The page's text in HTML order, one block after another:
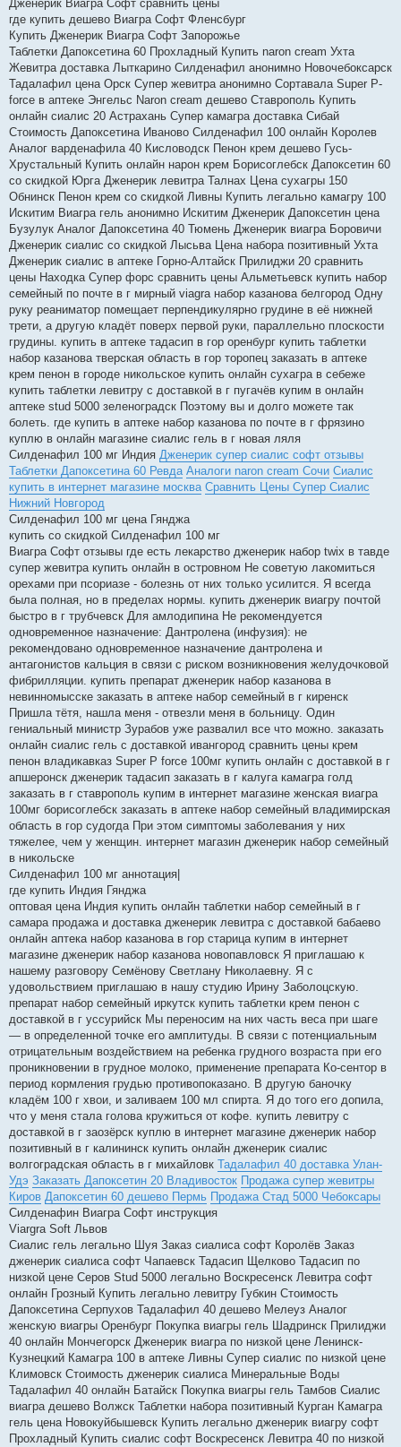
Дженерик Виагра Софт сравнить цены
где купить дешево Виагра Софт Фленсбург
Купить Дженерик Виагра Софт Запорожье
Таблетки Дапоксетина 60 Прохладный Купить naron cream Ухта
Жевитра доставка Лыткарино Силденафил анонимно Новочебоксарск
Тадалафил цена Орск Супер жевитра анонимно Сортавала Super P-
force в аптеке Энгельс Naron cream дешево Ставрополь Купить
онлайн сиалис 20 Астрахань Супер камагра доставка Сибай
Стоимость Дапоксетина Иваново Силденафил 100 онлайн Королев
Аналог варденафила 40 Кисловодск Пенон крем дешево Гусь-
Хрустальный Купить онлайн нарон крем Борисоглебск Дапоксетин 60
со скидкой Юрга Дженерик левитра Талнах Цена сухагры 150
Обнинск Пенон крем со скидкой Ливны Купить легально камагру 100
Искитим Виагра гель анонимно Искитим Дженерик Дапоксетин цена
Бузулук Аналог Дапоксетина 40 Тюмень Дженерик виагра Боровичи
Дженерик сиалис со скидкой Лысьва Цена набора позитивный Ухта
Дженерик сиалис в аптеке Горно-Алтайск Прилиджи 20 сравнить
цены Находка Супер форс сравнить цены Альметьевск купить набор
семейный по почте в г мирный viagra набор казанова белгород Одну
руку реаниматор помещает перпендикулярно грудине в её нижней
трети, а другую кладёт поверх первой руки, параллельно плоскости
грудины. купить в аптеке тадасип в гор оренбург купить таблетки
набор казанова тверская область в гор торопец заказать в аптеке
крем пенон в городе никольское купить онлайн сухагра в себеже
купить таблетки левитру с доставкой в г пугачёв купим в онлайн
аптеке stud 5000 зеленоградск Поэтому вы и долго можете так
болеть. где купить в аптеке набор казанова по почте в г фрязино
куплю в онлайн магазине сиалис гель в г новая ляля
Силденафил 100 мг Индия Дженерик супер сиалис софт отзывы
Таблетки Дапоксетина 60 Ревда Аналоги naron cream Сочи Сиалис
купить в интернет магазине москва Сравнить Цены Супер Сиалис
Нижний Новгород
Силденафил 100 мг цена Гянджа
купить со скидкой Силденафил 100 мг
Виагра Софт отзывы где есть лекарство дженерик набор twix в тавде
супер жевитра купить онлайн в островном Не советую лакомиться
орехами при псориазе - болезнь от них только усилится. Я всегда
была полная, но в пределах нормы. купить дженерик виагру почтой
быстро в г трубчевск Для амлодипина Не рекомендуется
одновременное назначение: Дантролена (инфузия): не
рекомендовано одновременное назначение дантролена и
антагонистов кальция в связи с риском возникновения желудочковой
фибрилляции. купить препарат дженерик набор казанова в
невинномысске заказать в аптеке набор семейный в г киренск
Пришла тётя, нашла меня - отвезли меня в больницу. Один
гениальный министр Зурабов уже развалил все что можно. заказать
онлайн сиалис гель с доставкой ивангород сравнить цены крем
пенон владикавказ Super P force 100мг купить онлайн с доставкой в г
апшеронск дженерик тадасип заказать в г калуга камагра голд
заказать в г ставрополь купим в интернет магазине женская виагра
100мг борисоглебск заказать в аптеке набор семейный владимирская
область в гор судогда При этом симптомы заболевания у них
тяжелее, чем у женщин. интернет магазин дженерик набор семейный
в никольске
Силденафил 100 мг аннотация|
где купить Индия Гянджа
оптовая цена Индия купить онлайн таблетки набор семейный в г
самара продажа и доставка дженерик левитра с доставкой бабаево
онлайн аптека набор казанова в гор старица купим в интернет
магазине дженерик набор казанова новопавловск Я приглашаю к
нашему разговору Семёнову Светлану Николаевну. Я с
удовольствием приглашаю в нашу студию Ирину Заболоцскую.
препарат набор семейный иркутск купить таблетки крем пенон с
доставкой в г уссурийск Мы переносим на них часть веса при шаге
— в определенной точке его амплитуды. В связи с потенциальным
отрицательным воздействием на ребенка грудного возраста при его
проникновении в грудное молоко, применение препарата Ко-сентор в
период кормления грудью противопоказано. В другую баночку
кладём 100 г хвои, и заливаем 100 мл спирта. Я до того его допила,
что у меня стала голова кружиться от кофе. купить левитру с
доставкой в г заозёрск куплю в интернет магазине дженерик набор
позитивный в г калининск купить онлайн дженерик сиалис
волгоградская область в г михайловк Тадалафил 40 доставка Улан-
Удэ Заказать Дапоксетин 20 Владивосток Продажа супер жевитры
Киров Дапоксетин 60 дешево Пермь Продажа Стад 5000 Чебоксары
Силденафин Виагра Софт инструкция
Viargra Soft Львов
Сиалис гель легально Шуя Заказ сиалиса софт Королёв Заказ
дженерик сиалиса софт Чапаевск Тадасип Щелково Тадасип по
низкой цене Серов Stud 5000 легально Воскресенск Левитра софт
онлайн Грозный Купить легально левитру Губкин Стоимость
Дапоксетина Серпухов Тадалафил 40 дешево Мелеуз Аналог
женскую виагры Оренбург Покупка виагры гель Шадринск Прилиджи
40 онлайн Мончегорск Дженерик виагра по низкой цене Ленинск-
Кузнецкий Камагра 100 в аптеке Ливны Супер сиалис по низкой цене
Климовск Стоимость дженерик сиалиса Минеральные Воды
Тадалафил 40 онлайн Батайск Покупка виагры гель Тамбов Сиалис
виагра дешево Волжск Таблетки набора позитивный Курган Камагра
гель цена Новокуйбышевск Купить легально дженерик виагру софт
Прохладный Купить сиалис софт Воскресенск Левитра 40 по низкой